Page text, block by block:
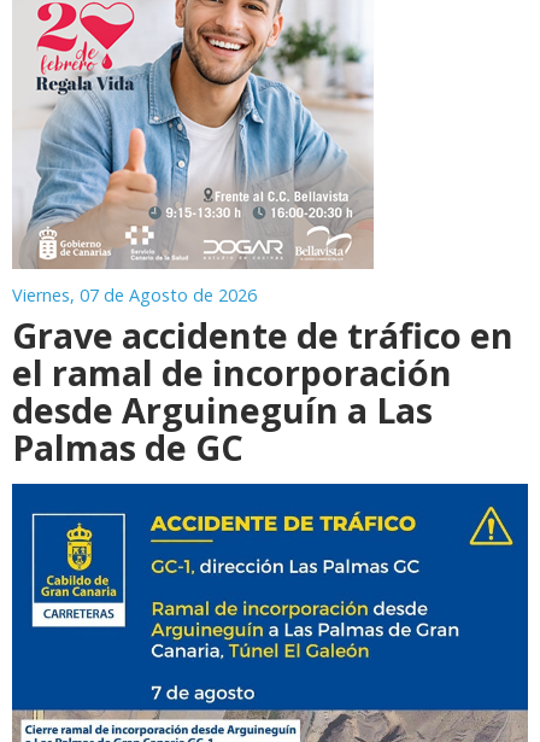
Viernes, 07 de Agosto de 2026
Grave accidente de tráfico en
el ramal de incorporación
desde Arguineguín a Las
Palmas de GC